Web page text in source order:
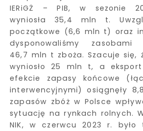
IERiGŻ – PIB, w sezonie
wyniosła 35,4 mln t.
początkowe (6,6 mln t) oraz
dysponowaliśmy zasobami
46,7 mln t zboża. Szacuje się,
wyniosło 25 mln t, a
efekcie zapasy końcowe
interwencyjnymi) osiągnęły
zapasów zbóż w Polsce
sytuację na rynkach rolnych.
NIK, w czerwcu 2023 r.